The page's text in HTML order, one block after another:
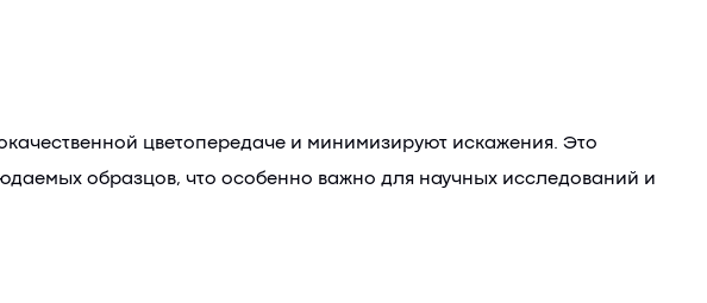
цветопередаче и минимизируют искажения. Это
образцов, что особенно важно для научных исследований и